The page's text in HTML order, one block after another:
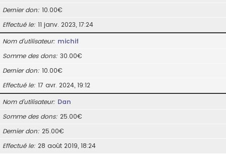
Dernier don 10.00€
Effectué le 11 janv. 2023, 17:24
Nom d’utilisateur michif
Somme des dons 30.00€
Dernier don 10.00€
Effectué le 17 avr. 2024, 19:12
Nom d’utilisateur Dan
Somme des dons 25.00€
Dernier don 25.00€
Effectué le 28 août 2019, 18:24